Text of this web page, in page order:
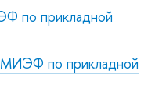
по прикладной
МИЭФ по прикладной